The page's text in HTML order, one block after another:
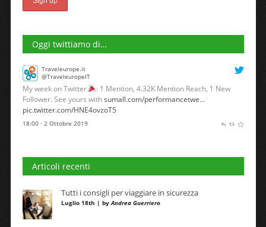
Oggi twittiamo di…
Traveleurope.it
@TraveleuropeIT
My week on Twitter
: 1 Mention, 4.32K Mention Reach, 1 New
Follower. See yours withsumall.com/performancetwe…
pic.twitter.com/HNE4ovzoT5
18:00 · 2 Ottobre 2019
Articoli recenti
Tutti i consigli per viaggiare in sicurezza
Luglio 18th | by Andrea Guerriero